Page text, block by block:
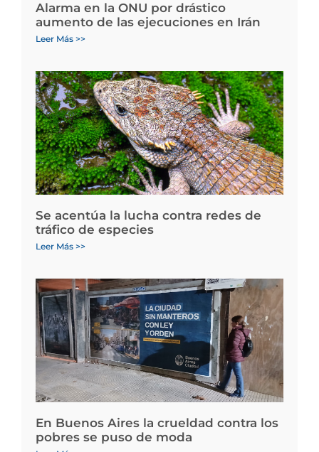
Alarma en la ONU por drástico
aumento de las ejecuciones en Irán
Leer Más >>
Se acentúa la lucha contra redes de
tráfico de especies
Leer Más >>
En Buenos Aires la crueldad contra los
pobres se puso de moda